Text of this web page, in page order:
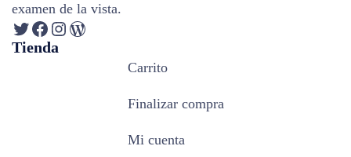
examen de la vista.
Tienda
Carrito
Finalizar compra
Mi cuenta